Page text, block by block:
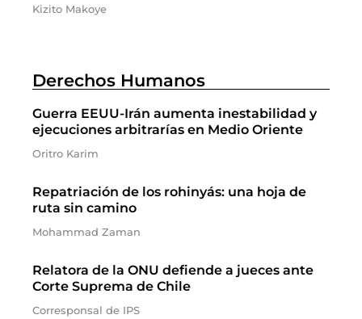
Kizito Makoye
Derechos Humanos
Guerra EEUU-Irán aumenta inestabilidad y
ejecuciones arbitrarías en Medio Oriente
Oritro Karim
Repatriación de los rohinyás: una hoja de
ruta sin camino
Mohammad Zaman
Relatora de la ONU defiende a jueces ante
Corte Suprema de Chile
Corresponsal de IPS